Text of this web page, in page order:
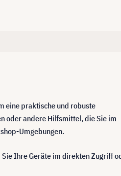
eine praktische und robuste
oder andere Hilfsmittel, die Sie im
Umgebungen.
Sie Ihre Geräte im direkten Zugriff